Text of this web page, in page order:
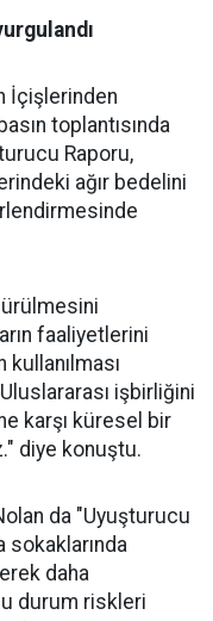
İçişlerinden
toplantısında
Raporu,
ağır bedelini
faaliyetlerini
işbirliğini
karşı küresel bir
diye konuştu.
da "Uyuşturucu
sokaklarında
daha
durum riskleri